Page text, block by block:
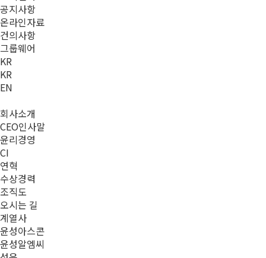
공지사항
온라인자료
건의사항
그룹웨어
KR
KR
EN
회사소개
CEO인사말
윤리경영
CI
연혁
수상경력
조직도
오시는 길
계열사
윤성아스콘
윤성알엠씨